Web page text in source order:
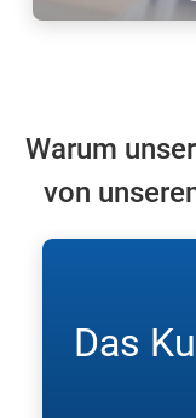
Warum
von
Das